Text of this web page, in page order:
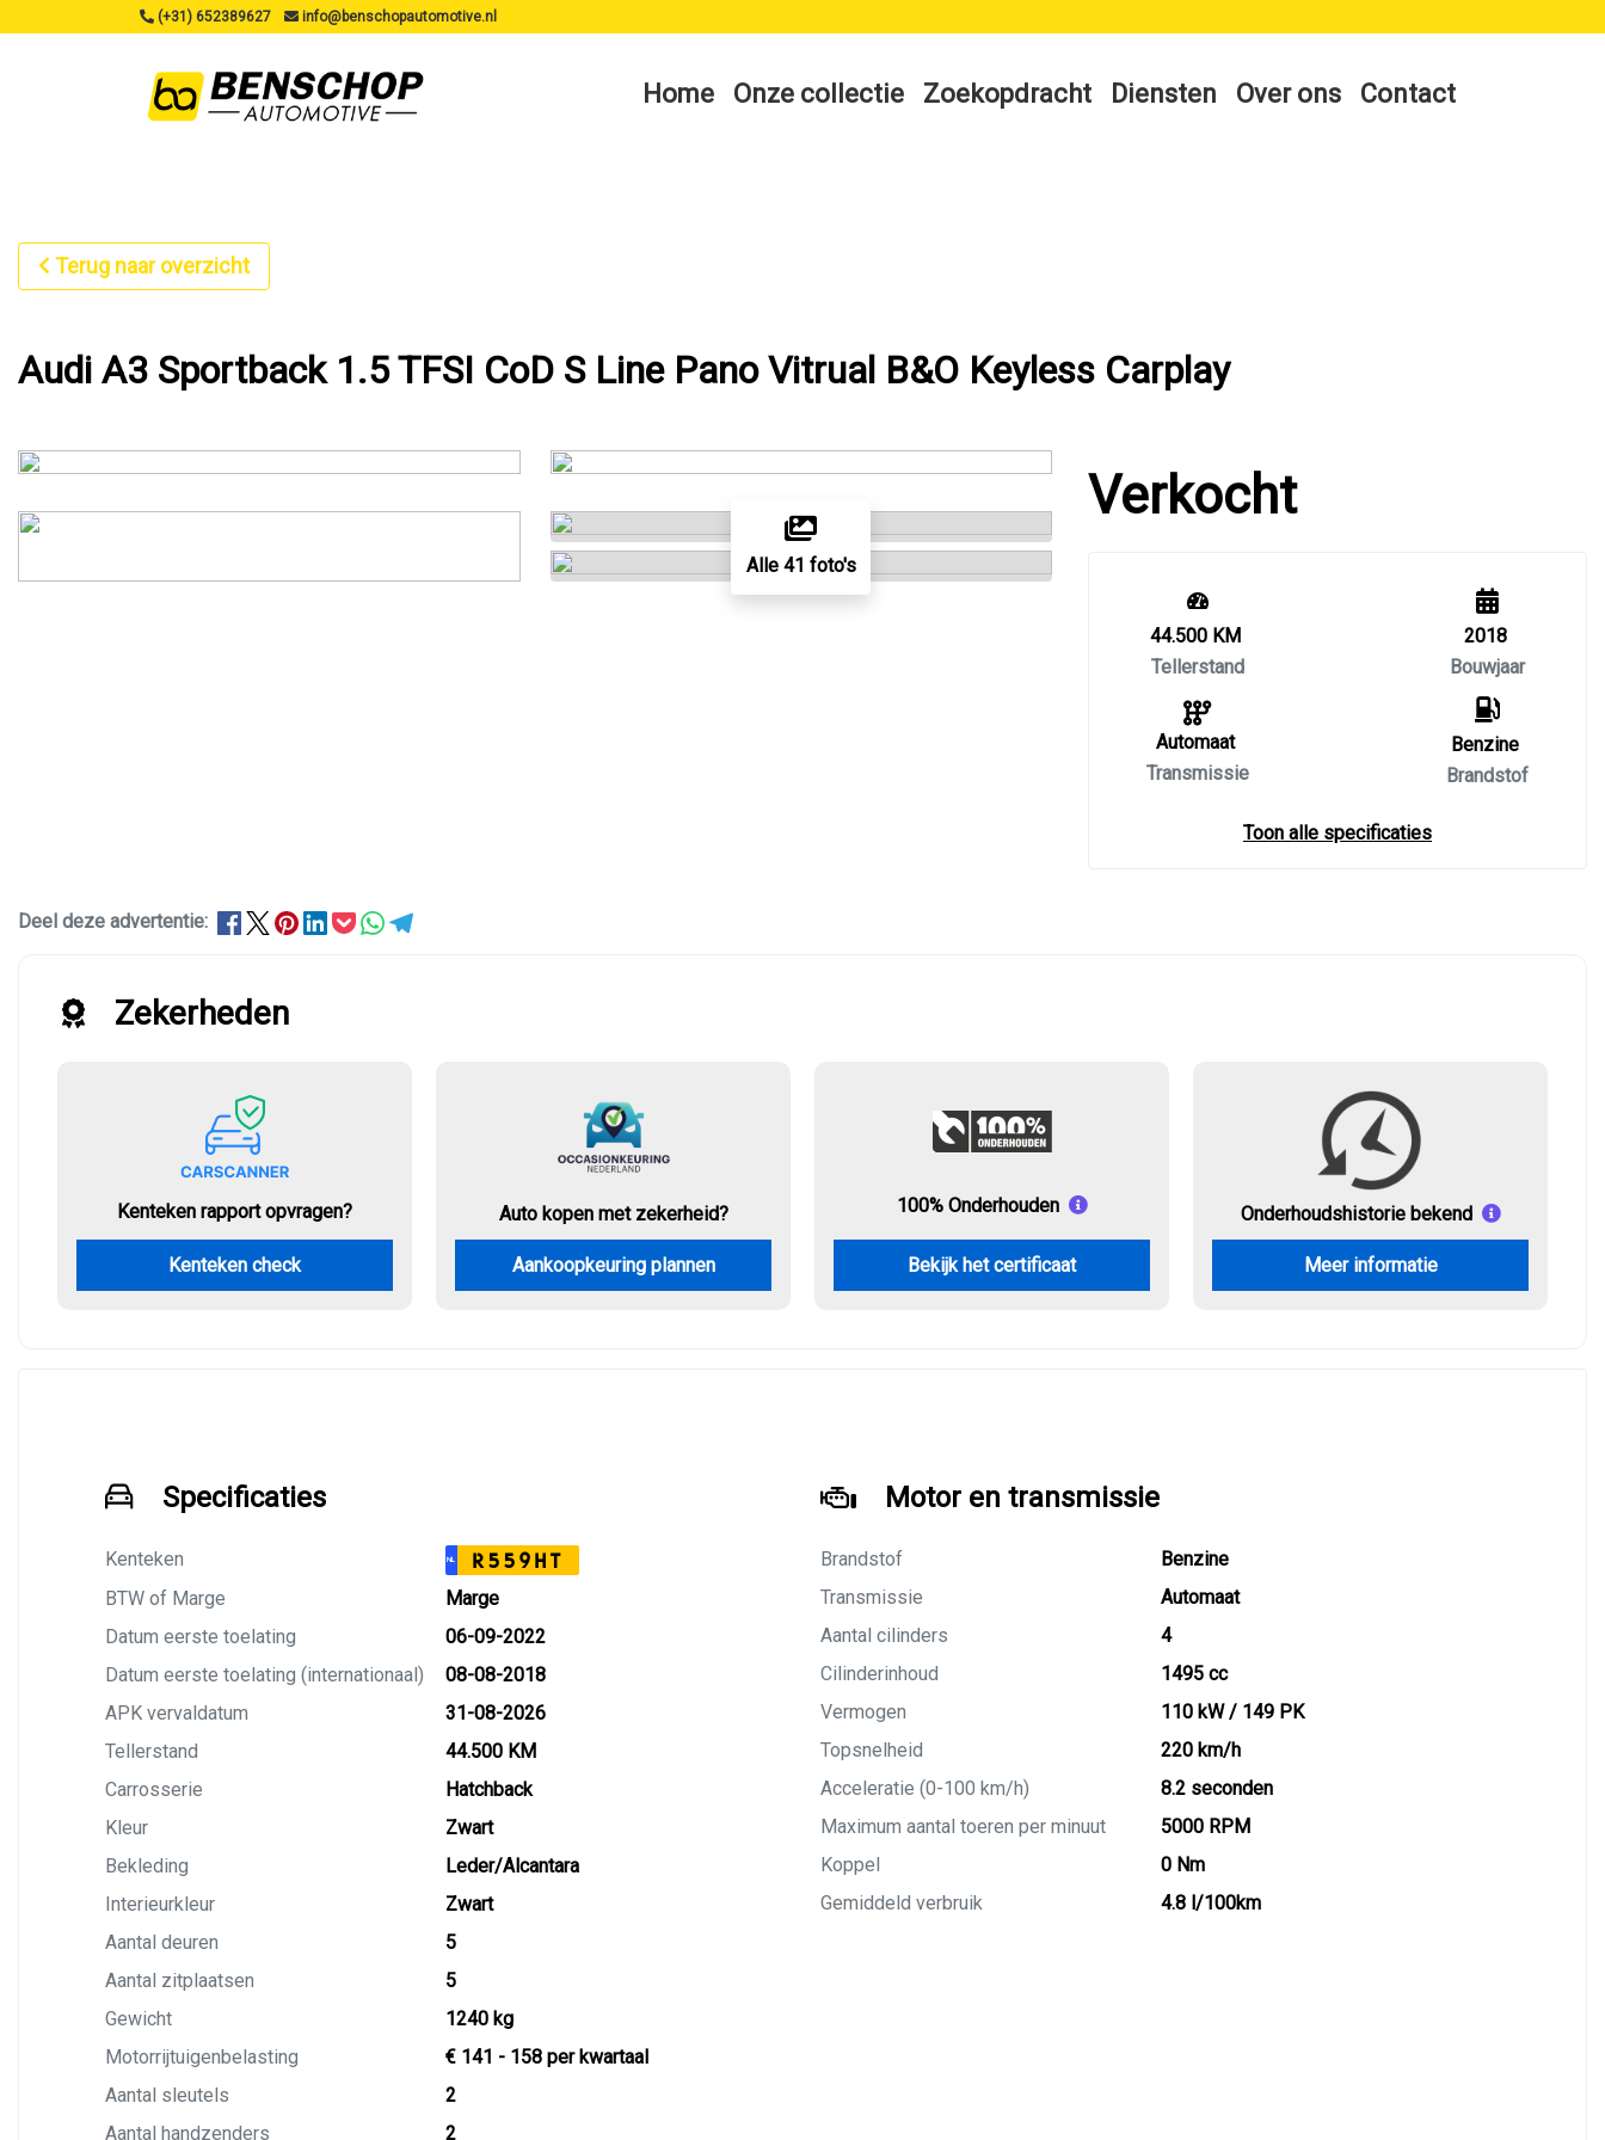
(+31) 652389627 info@benschopautomotive.nl
Home Onze collectie Zoekopdracht Diensten Over ons Contact
Terug naar overzicht
Audi A3 Sportback 1.5 TFSI CoD S Line Pano Vitrual B&O Keyless Carplay
Alle 41 foto's
Verkocht
44.500 KM
Tellerstand
Automaat
Transmissie
2018
Bouwjaar
Benzine
Brandstof
Toon alle specificaties
Deel deze advertentie:
Zekerheden
Kenteken rapport opvragen?
Kenteken check
Auto kopen met zekerheid?
Aankoopkeuring plannen
100% Onderhouden
Bekijk het certificaat
Onderhoudshistorie bekend
Meer informatie
Specificaties
Kenteken NL R559HT
BTW of Marge
Marge
Datum eerste toelating
06-09-2022
Datum eerste toelating (internationaal)
08-08-2018
APK vervaldatum
31-08-2026
Tellerstand
44.500 KM
Carrosserie
Hatchback
Kleur
Zwart
Bekleding
Leder/Alcantara
Interieurkleur
Zwart
Aantal deuren
5
Aantal zitplaatsen
5
Gewicht
1240 kg
Motorrijtuigenbelasting
€ 141 - 158 per kwartaal
Aantal sleutels
2
Aantal handzenders
2
Motor en transmissie
Brandstof
Benzine
Transmissie
Automaat
Aantal cilinders
4
Cilinderinhoud
1495 cc
Vermogen
110 kW / 149 PK
Topsnelheid
220 km/h
Acceleratie (0-100 km/h)
8.2 seconden
Maximum aantal toeren per minuut
5000 RPM
Koppel
0 Nm
Gemiddeld verbruik
4.8 l/100km